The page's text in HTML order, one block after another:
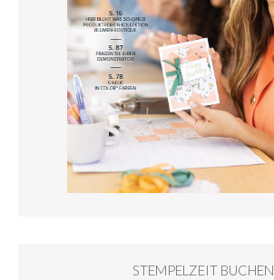
STEMPELZEIT BUCHEN